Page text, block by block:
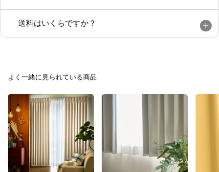
送料はいくらですか？
よく一緒に見られている商品